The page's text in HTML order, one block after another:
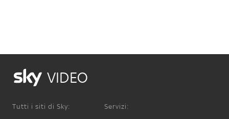
VIDEO
Tutti i siti di Sky: Servizi: